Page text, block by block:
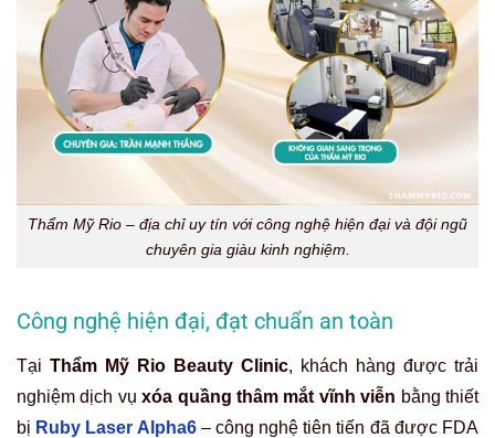
Thẩm Mỹ Rio – địa chỉ uy tín với công nghệ hiện đại và đội ngũ
chuyên gia giàu kinh nghiệm.
Công nghệ hiện đại, đạt chuẩn an toàn
Tại Thẩm Mỹ Rio Beauty Clinic, khách hàng được trải
nghiệm dịch vụxóa quầng thâm mắt vĩnh viễn bằng thiết
bị Ruby Laser Alpha6– công nghệ tiên tiến đã được FDA